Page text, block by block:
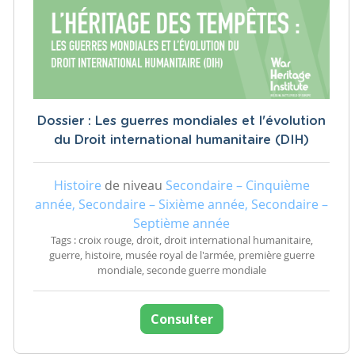
Dossier : Les guerres mondiales et l'évolution
du Droit international humanitaire (DIH)
Histoire de niveau Secondaire – Cinquième
année, Secondaire – Sixième année, Secondaire –
Septième année
Tags : croix rouge, droit, droit international humanitaire,
guerre, histoire, musée royal de l'armée, première guerre
mondiale, seconde guerre mondiale
Consulter